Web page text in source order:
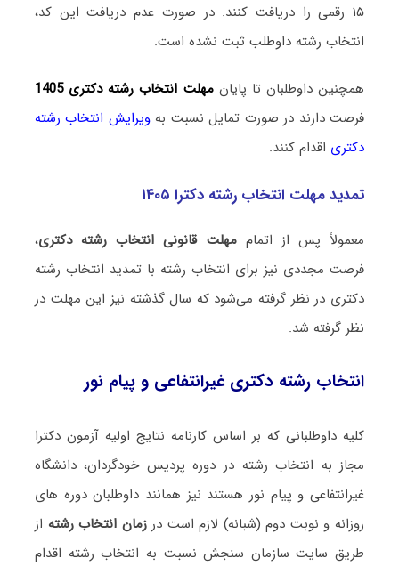
۱۵ رقمی را دریافت کنند. در صورت عدم دریافت این کد،
انتخاب رشته داوطلب ثبت نشده است.
همچنین داوطلبان تا پایان مهلت انتخاب رشته دکتری 1405
فرصت دارند در صورت تمایل نسبت بهویرایش انتخاب رشته
دکتری اقدام کنند.
تمدید مهلت انتخاب رشته دکترا ۱۴۰۵
معمولاً پس از اتماممهلت قانونی انتخاب رشته دکتری،
فرصت مجددی نیز برای انتخاب رشته با تمدید انتخاب رشته
دکتری در نظر گرفته می‌شود که سال گذشته نیز این مهلت در
نظر گرفته شد.
انتخاب رشته دکتری غیرانتفاعی و پیام نور
کلیه داوطلبانی که بر اساس کارنامه نتایج اولیه آزمون دکترا
مجاز به انتخاب رشته در دوره پردیس خودگردان، دانشگاه
غیرانتفاعی و پیام نور هستند نیز همانند داوطلبان دوره های
روزانه و نوبت دوم (شبانه) لازم است درزمان انتخاب رشته از
طریق سایت سازمان سنجش نسبت به انتخاب رشته اقدام